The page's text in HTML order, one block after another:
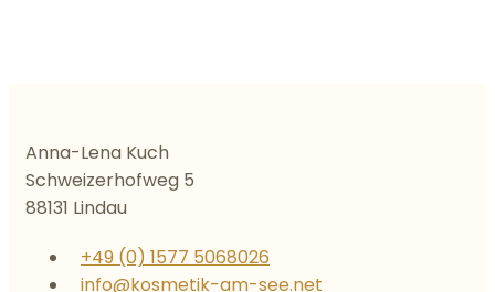
Anna-Lena Kuch
Schweizerhofweg 5
88131 Lindau
+49 (0) 1577 5068026
info@kosmetik-am-see.net